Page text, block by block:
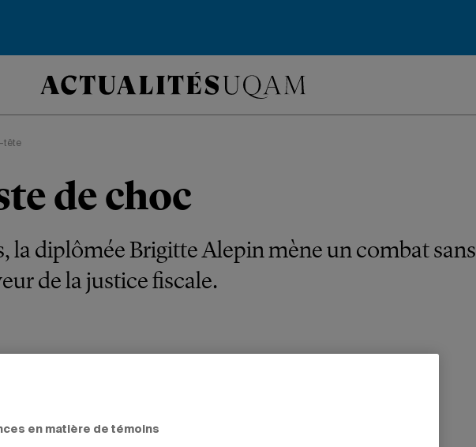
tête
de choc
la diplômée Brigitte Alepin mène un combat sans
de la justice fiscale.
en matière de témoins